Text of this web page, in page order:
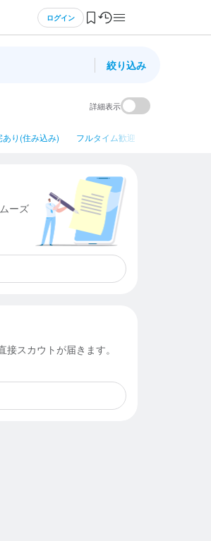
ログイン
絞り込み
詳細表示
あり(住み込み) フルタイム歓迎
ーズ
スカウトが届きます。